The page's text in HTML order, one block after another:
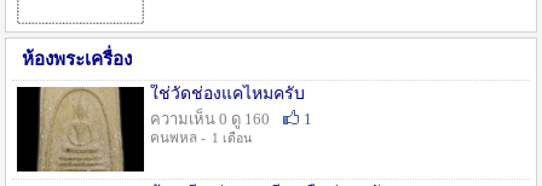
ห้องพระเครื่อง
ใช่วัดช่องแคไหมครับ
ความเห็น 0 ดู 160
1
คนพหล - 1 เดือน